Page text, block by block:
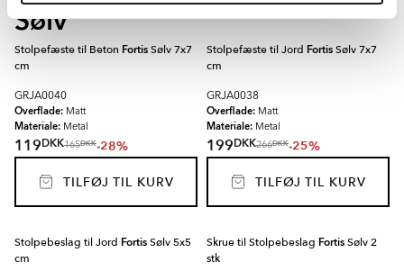
Sølv
Stolpefæste til Beton FortisSølv 7x7
cm
GRJA0040
Overflade: Matt
Materiale: Metal
119DKK165DKK-28%
TILFØJ TIL KURV
Stolpefæste til Jord FortisSølv 7x7
cm
GRJA0038
Overflade: Matt
Materiale: Metal
199DKK266DKK-25%
TILFØJ TIL KURV
Stolpebeslag til Jord FortisSølv 5x5
cm
Skrue til Stolpebeslag FortisSølv 2
stk